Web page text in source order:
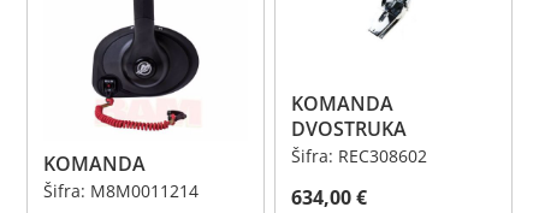
KOMANDA
Šifra: M8M0011214
KOMANDA
DVOSTRUKA
Šifra: REC308602
634,00€